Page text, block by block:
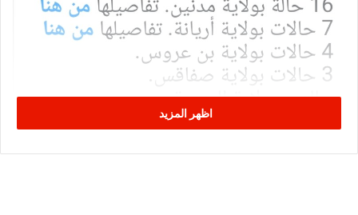
اظهر المزيد